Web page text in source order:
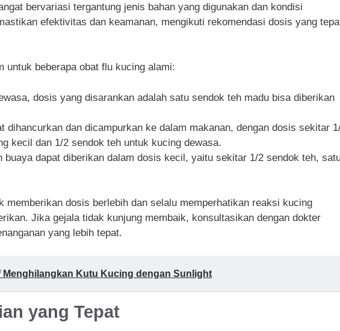
bervariasi tergantung jenis bahan yang digunakan dan kondisi
efektivitas dan keamanan, mengikuti rekomendasi dosis yang
untuk beberapa obat flu kucing alami:
dosis yang disarankan adalah satu sendok teh madu bisa diberikan
dihancurkan dan dicampurkan ke dalam makanan, dengan dosis sekitar
kecil dan 1/2 sendok teh untuk kucing dewasa.
buaya dapat diberikan dalam dosis kecil, yaitu sekitar 1/2 sendok teh,
memberikan dosis berlebih dan selalu memperhatikan reaksi kucing
Jika gejala tidak kunjung membaik, konsultasikan dengan dokter
yang lebih tepat.
Menghilangkan Kutu Kucing dengan Sunlight
yang Tepat